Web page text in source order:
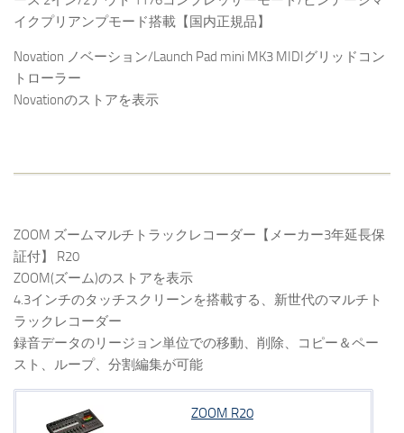
イクプリアンプモード搭載【国内正規品】
Novation ノベーション/Launch Pad mini MK3 MIDIグリッドコン
トローラー
Novationのストアを表示
ZOOM ズームマルチトラックレコーダー【メーカー3年延長保
証付】 R20
ZOOM(ズーム)のストアを表示
4.3インチのタッチスクリーンを搭載する、新世代のマルチト
ラックレコーダー
録音データのリージョン単位での移動、削除、コピー＆ペー
スト、ループ、分割編集が可能
ZOOM R20